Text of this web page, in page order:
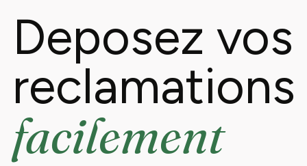
Deposez vos
reclamations
facilement